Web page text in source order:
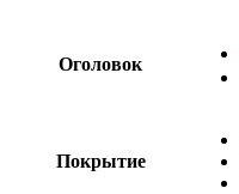
Оголовок
Покрытие